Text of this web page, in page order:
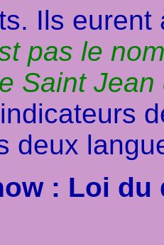
Ils
pas le
Saint
deux
: Loi du